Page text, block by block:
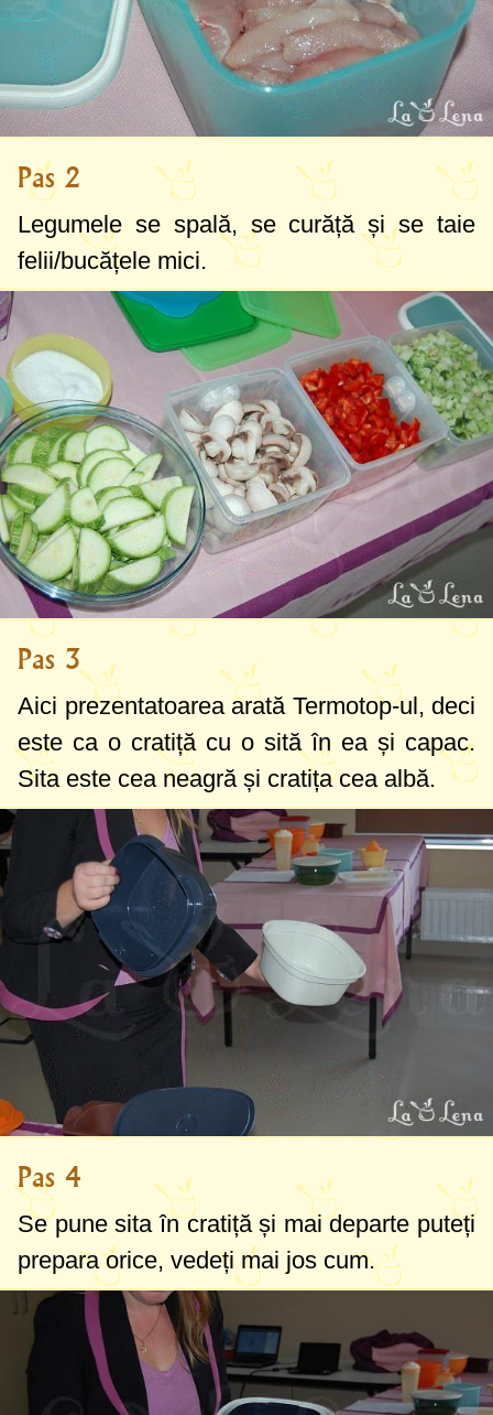
Pas 2
Legumele se spală, se curăță și se taie
felii/bucățele mici.
Pas 3
Aici prezentatoarea arată Termotop-ul, deci
este ca o cratiță cu o sită în ea și capac.
Sita este cea neagră și cratița cea albă.
Pas 4
Se pune sita în cratiță și mai departe puteți
prepara orice, vedeți mai jos cum.